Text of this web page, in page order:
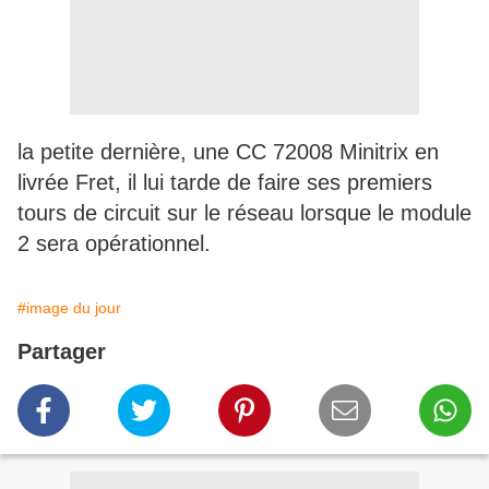
la petite dernière, une CC 72008 Minitrix en
livrée Fret, il lui tarde de faire ses premiers
tours de circuit sur le réseau lorsque le module
2 sera opérationnel.
#image du jour
Partager